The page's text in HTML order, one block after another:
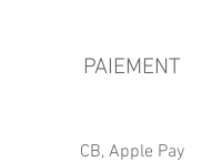
PAIEMENT
CB, Apple Pay